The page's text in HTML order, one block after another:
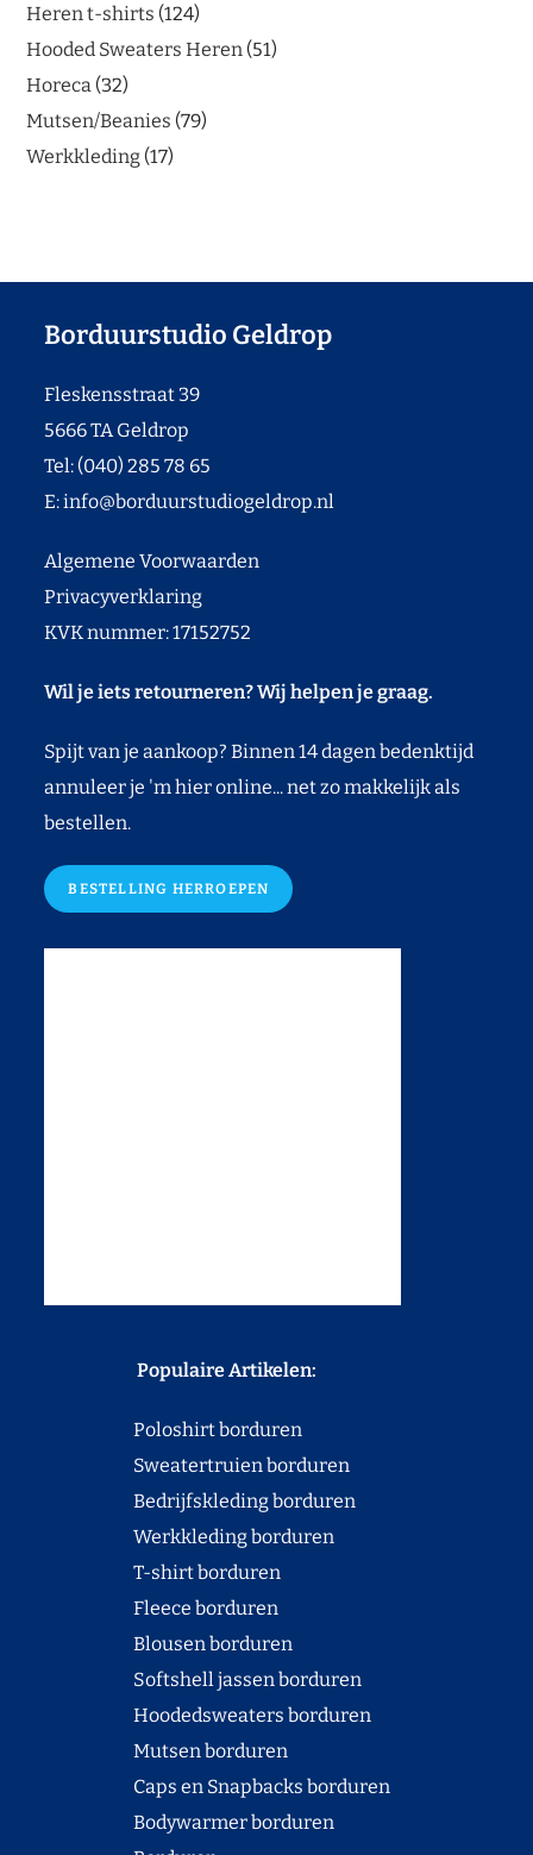
Heren t-shirts 124
Hooded Sweaters Heren 51
Horeca 32
Mutsen/Beanies 79
Werkkleding 17
Borduurstudio Geldrop
Fleskensstraat 39
5666 TA Geldrop
Tel: (040) 285 78 65
E:info@borduurstudiogeldrop.nl
Algemene Voorwaarden
Privacyverklaring
KVK nummer: 17152752
Wil je iets retourneren? Wij helpen je graag.
Spijt van je aankoop? Binnen 14 dagen bedenktijd
annuleer je 'm hier online... net zo makkelijk als
bestellen.
BESTELLING HERROEPEN
Populaire Artikelen:
Poloshirt borduren
Sweatertruien borduren
Bedrijfskleding borduren
Werkkleding borduren
T-shirt borduren
Fleece borduren
Blousen borduren
Softshell jassen borduren
Hoodedsweaters borduren
Mutsen borduren
Caps en Snapbacks borduren
Bodywarmer borduren